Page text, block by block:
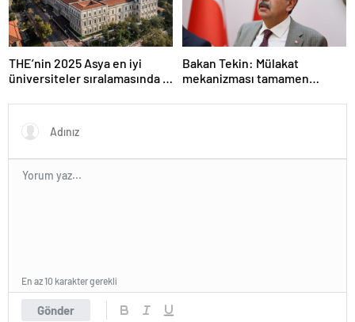
THE’nin 2025 Asya en iyi
üniversiteler sıralamasında 4
girdi
Bakan Tekin: Mülakat
mekanizması tamamen
Gönder
En az 10 karakter gerekli